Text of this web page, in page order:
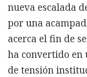
nueva escalada
por una
acerca el fin de
ha convertido en
de tensión